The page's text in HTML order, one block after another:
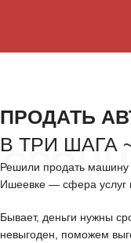
ПРОДАТЬ
В ТРИ ШАГА
Решили продать машину
Ишеевке — сфера услуг
Бывает, деньги нужны
невыгоден, поможем